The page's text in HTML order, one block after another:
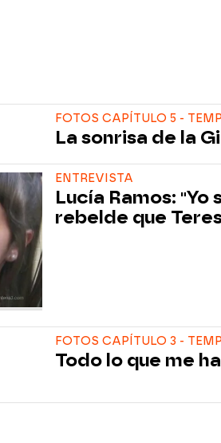
FOTOS CAPÍTULO 5 -
La sonrisa de la
ENTREVISTA
Lucía Ramos: "Yo
rebelde que
FOTOS CAPÍTULO 3 -
Todo lo que me